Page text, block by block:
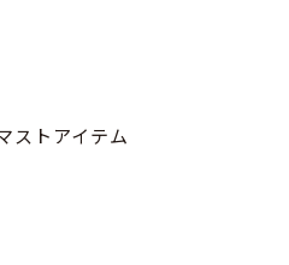
ストアイテム